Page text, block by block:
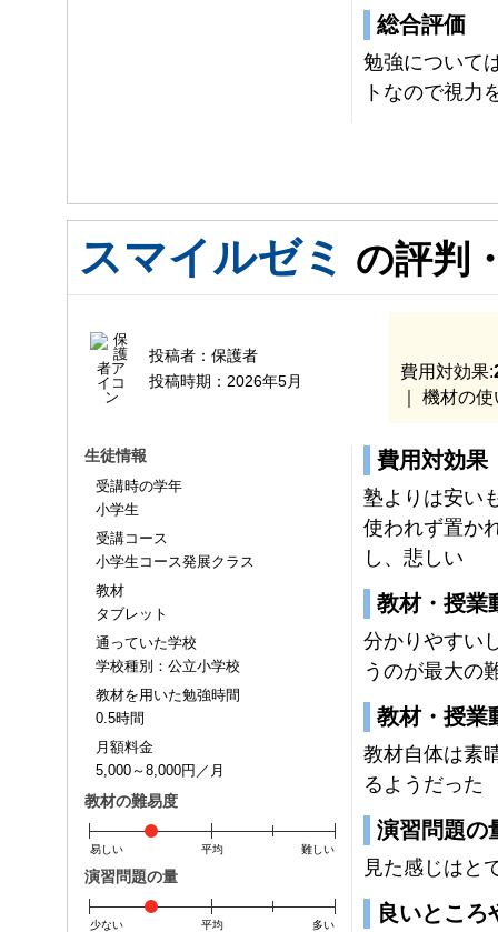
総合評価
勉強について
トなので視力
スマイルゼミ の評判
投稿者： 保護者
投稿時期： 2026年5月 費用対効果:
｜ 機材の
生徒情報
受講時の学年
小学生
受講コース
小学生コース発展クラス
教材
タブレット
通っていた学校
学校種別：公立小学校
教材を用いた勉強時間
0.5時間
月額料金
5,000～8,000円／月
教材の難易度
易しい 平均 難しい
演習問題の量
少ない 平均 多い
費用対効果
塾よりは安い
使われず置か
し、悲しい
教材・授業
分かりやすい
うのが最大の
教材・授業
教材自体は素
るようだった
演習問題の
見た感じはと
良いところ